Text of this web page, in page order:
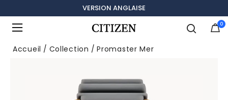
VERSION ANGLAISE
0
Accueil Collection Promaster Mer